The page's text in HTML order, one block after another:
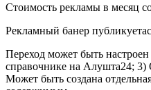
Стоимость рекламы в месяц
Рекламный банер
Переход может быть
справочнике на Алушта24;
Может быть создана